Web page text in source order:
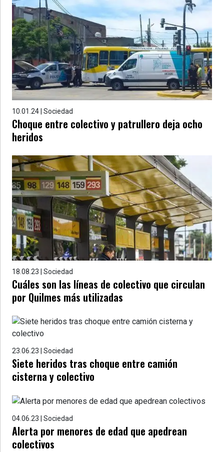
10.01.24 | Sociedad
Choque entre colectivo y patrullero deja ocho
heridos
18.08.23 | Sociedad
Cuáles son las líneas de colectivo que circulan
por Quilmes más utilizadas
23.06.23 | Sociedad
Siete heridos tras choque entre camión
cisterna y colectivo
04.06.23 | Sociedad
Alerta por menores de edad que apedrean
colectivos